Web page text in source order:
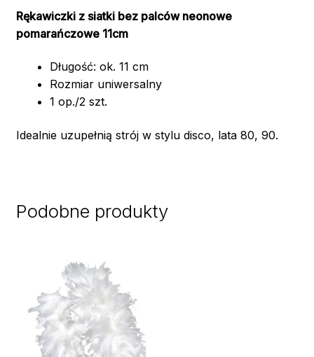
Rękawiczki z siatki bez palców neonowe
pomarańczowe 11cm
Długość: ok. 11 cm
Rozmiar uniwersalny
1 op./2 szt.
Idealnie uzupełnią strój w stylu disco, lata 80, 90.
Podobne produkty